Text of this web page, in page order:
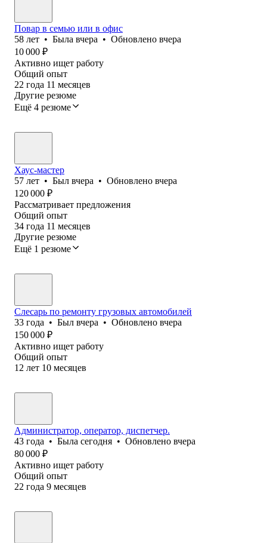
Повар в семью или в офис
58 лет • Была вчера • Обновлено вчера
10 000 ₽
Активно ищет работу
Общий опыт
22 года 11 месяцев
Другие резюме
Ещё 4 резюме
Хаус-мастер
57 лет • Был вчера • Обновлено вчера
120 000 ₽
Рассматривает предложения
Общий опыт
34 года 11 месяцев
Другие резюме
Ещё 1 резюме
Слесарь по ремонту грузовых автомобилей
33 года • Был вчера • Обновлено вчера
150 000 ₽
Активно ищет работу
Общий опыт
12 лет 10 месяцев
Администратор, оператор, диспетчер.
43 года • Была сегодня • Обновлено вчера
80 000 ₽
Активно ищет работу
Общий опыт
22 года 9 месяцев